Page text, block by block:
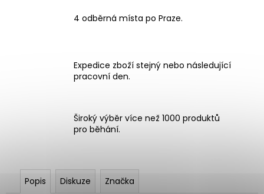
4 odběrná místa po Praze.
Expedice zboží stejný nebo následující
pracovní den.
Široký výběr více než 1000 produktů
pro běhání.
Popis Diskuze Značka